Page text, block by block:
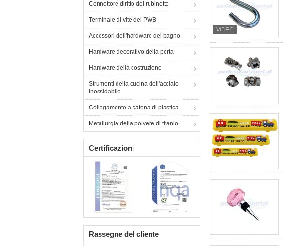
Connettore diritto del rubinetto
Terminale di vite del PWB
Accessori dell'hardware del bagno
Hardware decorativo della porta
Hardware della costruzione
Strumenti della cucina dell'acciaio
inossidabile
Collegamento a catena di plastica
Metallurgia della polvere di titanio
Certificazioni
Rassegne del cliente